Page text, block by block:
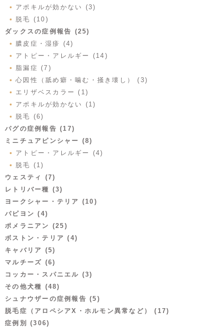
アポキルが効かない (3)
脱毛 (10)
ダックスの症例報告 (25)
膿皮症・湿疹 (4)
アトピー・アレルギー (14)
脂漏症 (7)
心因性（舐め癖・噛む・掻き壊し） (3)
エリザベスカラー (1)
アポキルが効かない (1)
脱毛 (6)
パグの症例報告 (17)
ミニチュアピンシャー (8)
アトピー・アレルギー (4)
脱毛 (1)
ウェスティ (7)
レトリバー種 (3)
ヨークシャー・テリア (10)
パピヨン (4)
ポメラニアン (25)
ボストン・テリア (4)
キャバリア (5)
マルチーズ (6)
コッカー・スパニエル (3)
その他犬種 (48)
シュナウザーの症例報告 (5)
脱毛症（アロペシアX・ホルモン異常など） (17)
症例別 (306)